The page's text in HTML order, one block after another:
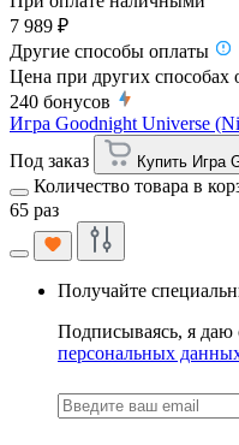
7 989 ₽
Другие способы оплаты
Цена при других способах
240 бонусов
Игра Goodnight Universe
Под заказ
Купить Игра
Количество товара в
65 раз
Получайте
Подписываясь, я даю
персональных